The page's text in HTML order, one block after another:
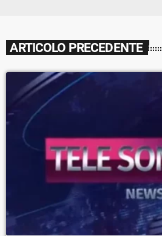
ARTICOLO PRECEDENTE